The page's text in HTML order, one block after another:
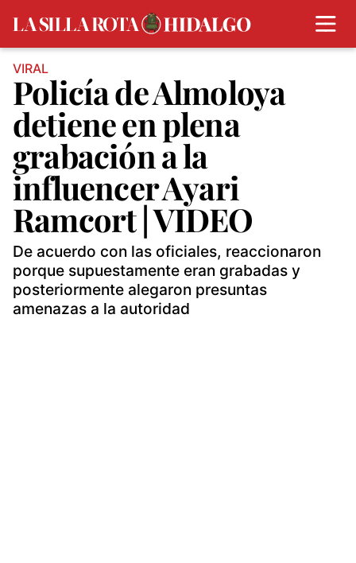
VIRAL
Policía de Almoloya
detiene en plena
grabación a la
influencer Ayari
Ramcort | VIDEO
De acuerdo con las oficiales, reaccionaron
porque supuestamente eran grabadas y
posteriormente alegaron presuntas
amenazas a la autoridad